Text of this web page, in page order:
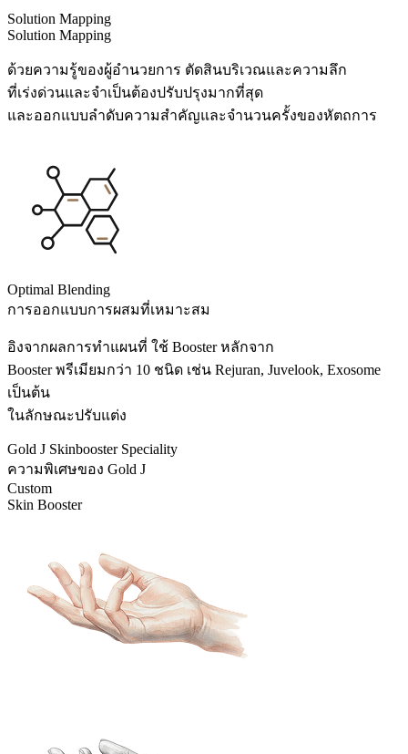
Solution Mapping
Solution Mapping
ด้วยความรู้ของผู้อำนวยการ ตัดสินบริเวณและความลึก
ที่เร่งด่วนและจำเป็นต้องปรับปรุงมากที่สุด
และออกแบบลำดับความสำคัญและจำนวนครั้งของหัตถการ
Optimal Blending
การออกแบบการผสมที่เหมาะสม
อิงจากผลการทำแผนที่ ใช้ Booster หลักจาก
Booster พรีเมียมกว่า 10 ชนิด เช่น Rejuran, Juvelook, Exosome
เป็นต้น
ในลักษณะปรับแต่ง
Gold J Skinbooster Speciality
ความพิเศษของ Gold J
Custom
Skin Booster